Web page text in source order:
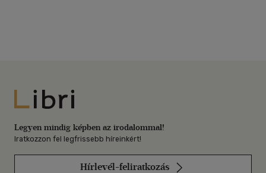
Libri
Legyen mindig képben az irodalommal!
Iratkozzon fel legfrissebb híreinkért!
Hírlevél-feliratkozás